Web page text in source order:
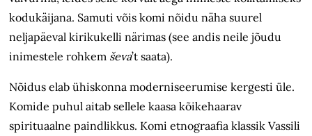
kodukäijana. Samuti võis komi nõidu näha suurel
neljapäeval kirikukelli närimas (see andis neile jõudu
inimestele rohkem ševa’t saata).
Nõidus elab ühiskonna moderniseerumise kergesti üle.
Komide puhul aitab sellele kaasa kõikehaarav
spirituaalne paindlikkus. Komi etnograafia klassik Vassili